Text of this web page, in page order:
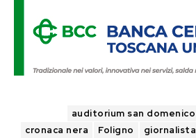
auditorium san domenico
cronaca nera
Foligno giornalista